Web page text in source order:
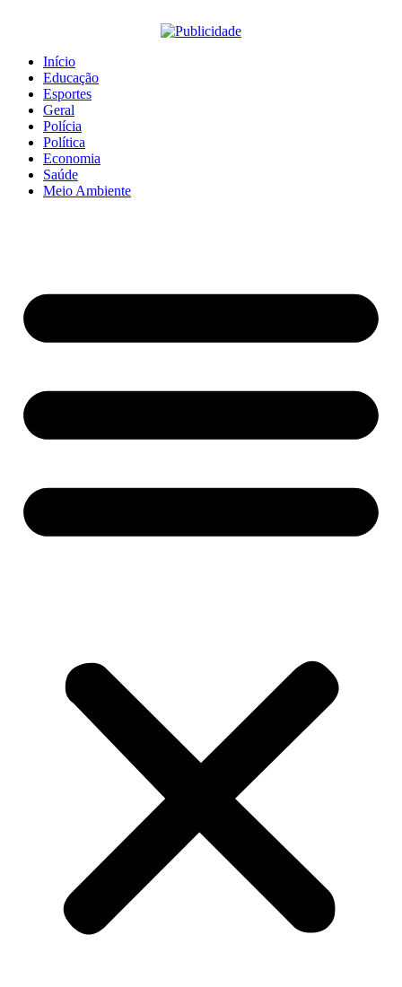
Início
Educação
Esportes
Geral
Polícia
Política
Economia
Saúde
Meio Ambiente